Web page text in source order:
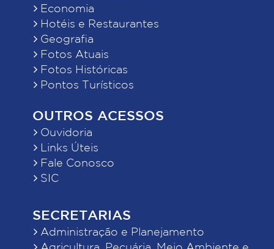
Economia
Hotéis e Restaurantes
Geografia
Fotos Atuais
Fotos Históricas
Pontos Turísticos
OUTROS ACESSOS
Ouvidoria
Links Úteis
Fale Conosco
SIC
SECRETARIAS
Administração e Planejamento